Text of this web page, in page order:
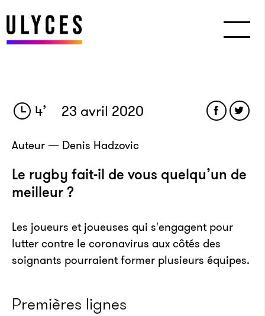
4’ 23 avril 2020
Auteur — Denis Hadzovic
Le rugby fait-il de vous quelqu’un de
meilleur ?
Les joueurs et joueuses qui s'engagent pour
lutter contre le coronavirus aux côtés des
soignants pourraient former plusieurs équipes.
Premières lignes